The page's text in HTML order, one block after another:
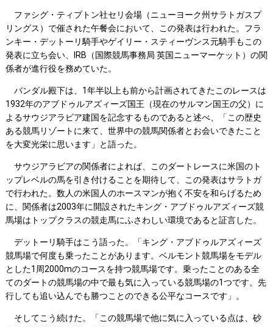
ファシグ・ティプトン社セリ会場（ニューヨーク州サラトガスプ
リングス）で催された午餐会において、この発表は行われた。フラ
ンキー・デットーリ騎手やゲイリー・スティーヴンス元騎手もこの
発表に立ち会い、IRB（国際競馬事務局 英国ニューマーケット）の関
係者が進行役を務めていた。
バンダル殿下は、1年半以上も前から計画されてきたこのレースは
1932年のアブドゥルアズィーズ国王（現在のサルマン国王の父）に
よるサウジアラビア建国を記念するものであると述べ、「この歴史
ある競馬リゾートに来て、世界中の競馬関係者とお会いできたこと
を大変光栄に思います」と語った。
サウジアラビアの関係者によれば、このダートレースに米国のト
ップレベルの馬を引き付けることを期待して、この発表はサラトガ
で行われた。数人の米国人のホースマンが抱く不安を和らげるため
に、関係者は2003年に開設されたキング・アブドゥルアズィーズ競
馬場はトップクラスの競走馬にふさわしい環境であると証言した。
デットーリ騎手はこう語った。「キング・アブドゥルアズィーズ
競馬場で何度も乗ったことがあります。ベルモント競馬場をモデル
とした1周2000mのコースを持つ競馬場です。乗ったことのある全
てのダートの競馬場の中で最も気に入っている競馬場の1つです。先
行しても追い込んでも勝つことのできる公平なコースです」。
そしてこう続けた。「この競馬場で他に気に入っている点は、砂